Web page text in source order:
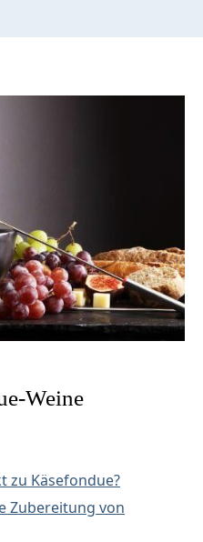
Weine
zu Käsefondue?
Zubereitung von